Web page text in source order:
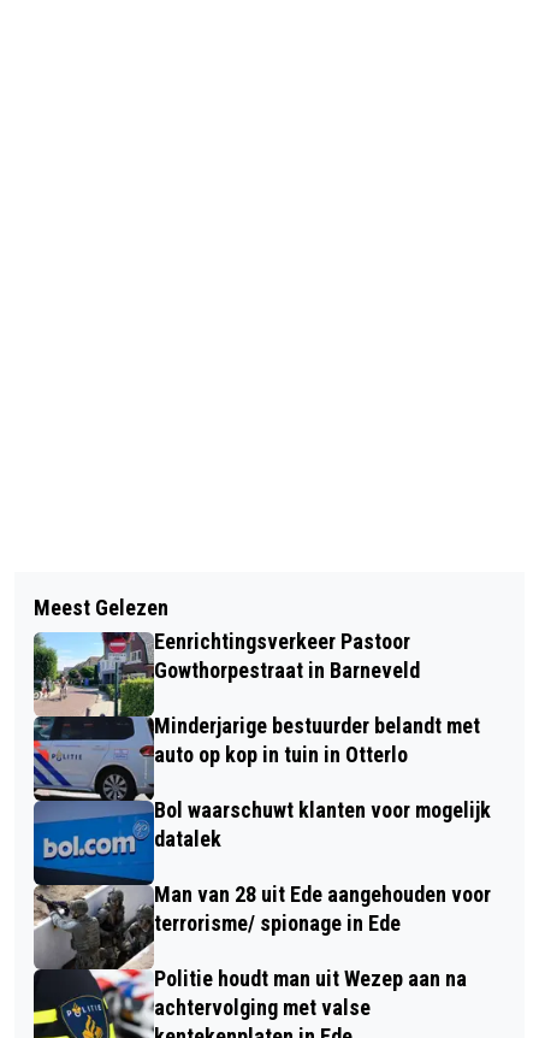
AANRIJDING OP DE WESTZOOM IN
LUNTEREN
AUTOMOBILIST AANGEHOUDEN NA
AANRIJDING MET SCOOTERRIJDSTER
IN BARNEVELD
Meest Gelezen
Eenrichtingsverkeer Pastoor
Gowthorpestraat in Barneveld
Minderjarige bestuurder belandt met
auto op kop in tuin in Otterlo
Bol waarschuwt klanten voor mogelijk
datalek
Man van 28 uit Ede aangehouden voor
terrorisme/ spionage in Ede
Politie houdt man uit Wezep aan na
achtervolging met valse